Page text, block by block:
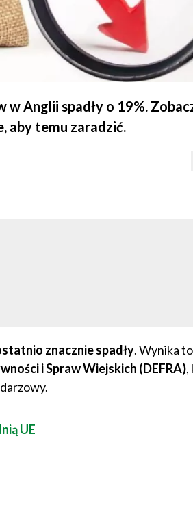
Anglii spadły o 19%.
aby temu zaradzić.
znacznie spadły. Wynika
i Spraw Wiejskich (DEFRA),
UE